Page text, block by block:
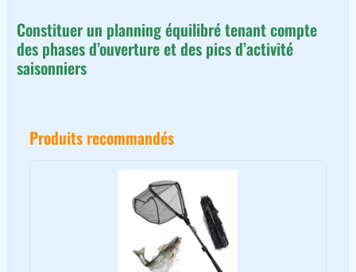
Constituer un planning équilibré tenant compte
des phases d’ouverture et des pics d’activité
saisonniers
Produits recommandés